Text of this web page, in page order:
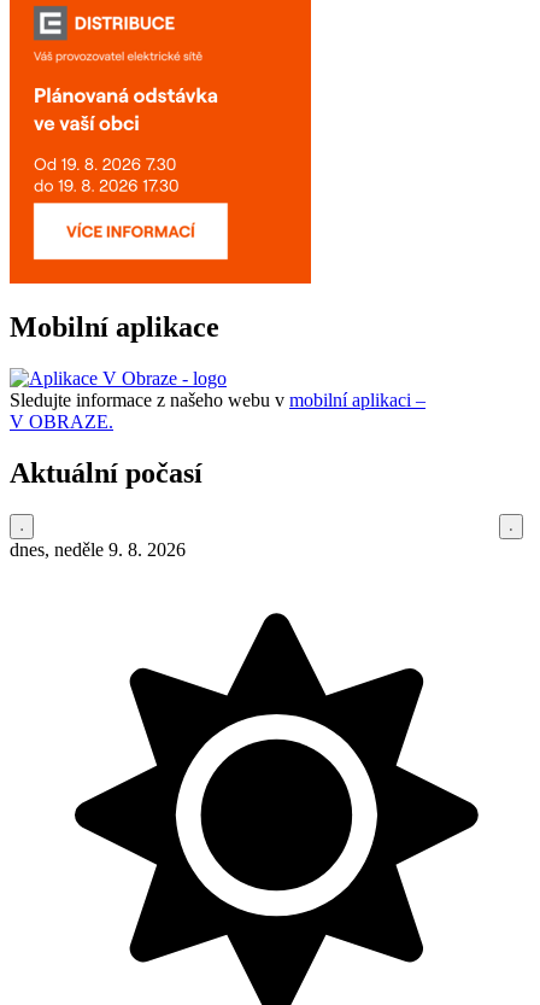
Mobilní aplikace
Sledujte informace z našeho webu v mobilní aplikaci –
V OBRAZE.
Aktuální počasí
dnes, neděle 9. 8. 2026